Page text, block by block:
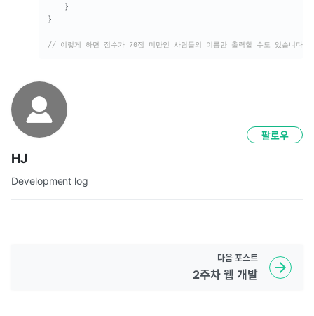
}
}
// 이렇게 하면 점수가 70점 미만인 사람들의 이름만 출력할 수도 있습니다.
HJ
Development log
팔로우
다음 포스트
2주차 웹 개발